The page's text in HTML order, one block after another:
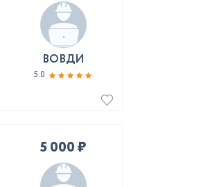
ВОВДИ
5.0
5 000 ₽